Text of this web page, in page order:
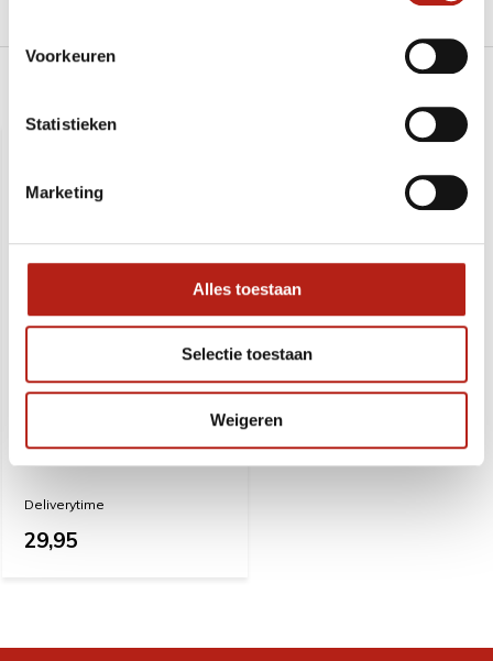
Voorkeuren
Statistieken
Marketing
Alles toestaan
Selectie toestaan
Weigeren
Sticks 2.0 rood, rood
Deliverytime
29,95